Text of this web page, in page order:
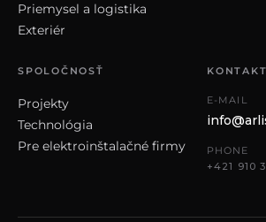
Priemysel a logistika
Exteriér
SPOLOČNOSŤ
Projekty
Technológia
Pre elektroinštalačné firmy
KONTAKT
E-MAIL
PHONE
+421 910